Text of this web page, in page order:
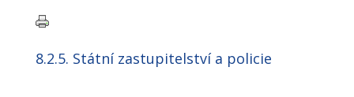
8.2.5. Státní zastupitelství a policie